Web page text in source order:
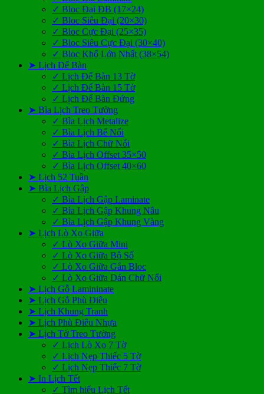
✓ Bloc Đại ĐB (17×24)
✓ Bloc Siêu Đại (20×30)
✓ Bloc Cực Đại (25×35)
✓ Bloc Siêu Cực Đại (30×40)
✓ Bloc Khổ Lớn Nhất (38×54)
➤ Lịch Để Bàn
✓ Lịch Để Bàn 13 Tờ
✓ Lịch Để Bàn 15 Tờ
✓ Lịch Để Bàn Đứng
➤ Bìa Lịch Treo Tường
✓ Bìa Lịch Metalize
✓ Bìa Lịch Bế Nổi
✓ Bìa Lịch Chữ Nổi
✓ Bìa Lịch Offset 35×50
✓ Bìa Lịch Offset 40×60
➤ Lịch 52 Tuần
➤ Bìa Lịch Gập
✓ Bìa Lịch Gập Laminate
✓ Bìa Lịch Gập Khung Nâu
✓ Bìa Lịch Gập Khung Vàng
➤ Lịch Lò Xo Giữa
✓ Lò Xo Giữa Mini
✓ Lò Xo Giữa Bộ Số
✓ Lò Xo Giữa Gắn Bloc
✓ Lò Xo Giữa Dán Chữ Nổi
➤ Lịch Gỗ Lamininate
➤ Lịch Gỗ Phù Điêu
➤ Lịch Khung Tranh
➤ Lịch Phù Điêu Nhựa
➤ Lịch Tờ Treo Tường
✓ Lịch Lò Xo 7 Tờ
✓ Lịch Nẹp Thiếc 5 Tờ
✓ Lịch Nẹp Thiếc 7 Tờ
➤ In Lịch Tết
✓ Tìm hiểu Lịch Tết